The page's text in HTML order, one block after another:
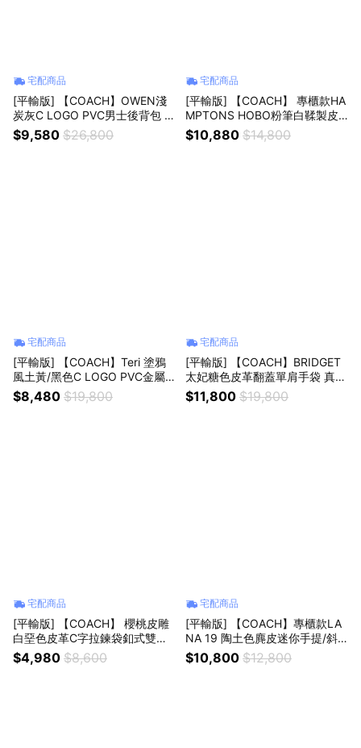
宅配商品
[平輸版] 【COACH】OWEN淺
炭灰C LOGO PVC男士後背包 真
品平輸
$9,580 $26,800
宅配商品
[平輸版] 【COACH】 專櫃款HA
MPTONS HOBO粉筆白鞣製皮
革肩背腋下包 真品平輸
$10,880 $14,800
宅配商品
[平輸版] 【COACH】Teri 塗鴉
風土黃/黑色C LOGO PVC金屬
掛飾彎底肩背/斜背兩用小包 真
品平輸
$8,480 $19,800
宅配商品
[平輸版] 【COACH】BRIDGET
太妃糖色皮革翻蓋單肩手袋 真品
平輸
$11,800 $19,800
宅配商品
[平輸版] 【COACH】 櫻桃皮雕
白堊色皮革C字拉鍊袋釦式雙摺
短夾 真品平輸
$4,980 $8,600
宅配商品
[平輸版] 【COACH】專櫃款LA
NA 19 陶土色麂皮迷你手提/斜
背包 真品平輸
$10,800 $12,800